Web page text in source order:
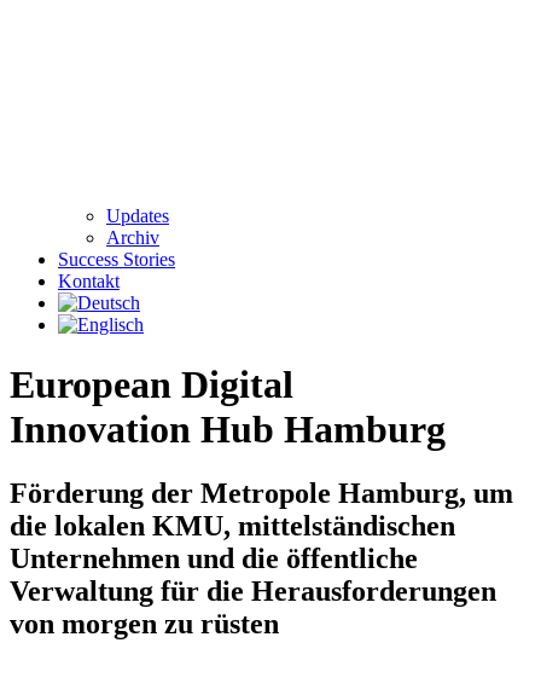
Updates
Archiv
Success Stories
Kontakt
European Digital
Innovation Hub Hamburg
Förderung der Metropole Hamburg, um
die lokalen KMU, mittelständischen
Unternehmen und die öffentliche
Verwaltung für die Herausforderungen
von morgen zu rüsten